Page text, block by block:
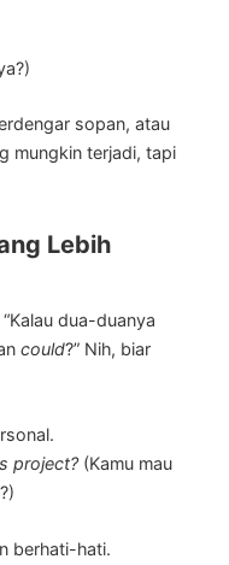
sopan, atau
mungkin terjadi, tapi
Lebih
dua-duanya
could?” Nih, biar
project?(Kamu mau
berhati-hati.